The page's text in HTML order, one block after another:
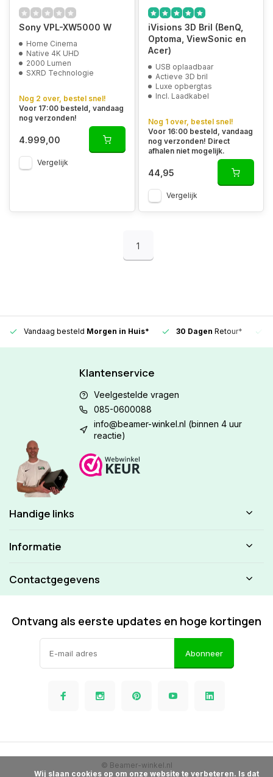
Sony VPL-XW5000 W
Home Cinema
Native 4K UHD
2000 Lumen
SXRD Technologie
Nog 2 over, bestel snel!
Voor 17:00 besteld, vandaag
nog verzonden!
4.999,00
Vergelijk
iVisions 3D Bril (BenQ,
Optoma, ViewSonic en
Acer)
USB oplaadbaar
Actieve 3D bril
Luxe opbergtas
Incl. Laadkabel
Nog 1 over, bestel snel!
Voor 16:00 besteld, vandaag
nog verzonden! Direct
afhalen niet mogelijk.
44,95
Vergelijk
1
Vandaag besteld Morgen in Huis* 30 Dagen Retour*
Klantenservice
Veelgestelde vragen
085-0600088
info@beamer-winkel.nl (binnen 4 uur
reactie)
Handige links
Informatie
Contactgegevens
Ontvang als eerste updates en hoge kortingen
Abonneer
© Beamer-winkel.nl